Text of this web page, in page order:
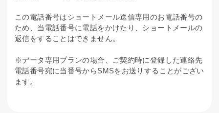
この電話番号はショートメール送信専用のお電話番号の
ため、当電話番号に電話をかけたり、ショートメールの
返信をすることはできません。
※データ専用プランの場合、ご契約時に登録した連絡先
電話番号宛に当番号からSMSをお送りすることがござい
ます。